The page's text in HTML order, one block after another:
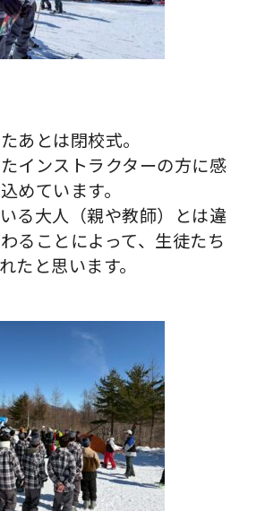
あとは閉校式。
インストラクターの方に感
めています。
る大人（親や教師）とは違
ることによって、生徒たち
たと思います。